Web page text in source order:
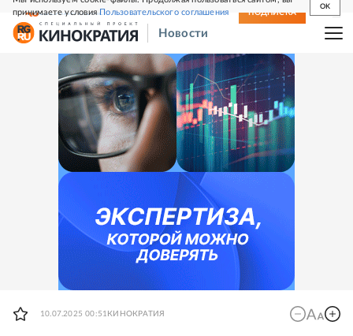
принимаете условияПользовательского соглашения
OK
СВЕЖИЙ НОМЕР ПОДПИСКА
Новости
10.07.2025 00:51 КИНОКРАТИЯ